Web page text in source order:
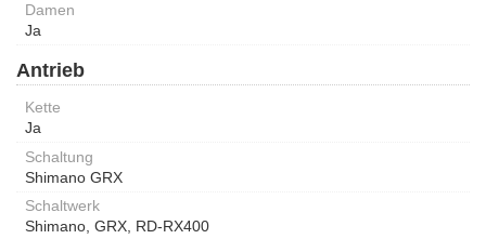
Damen
Ja
Antrieb
Kette
Ja
Schaltung
Shimano GRX
Schaltwerk
Shimano, GRX, RD-RX400